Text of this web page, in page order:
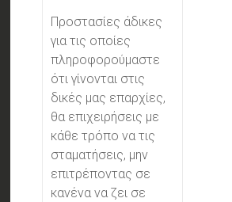
Προστασίες άδικες
για τις οποίες
πληροφορούμαστε
ότι γίνονται στις
δικές μας επαρχίες,
θα επιχειρήσεις με
κάθε τρόπο να τις
σταματήσεις, μην
επιτρέποντας σε
κανένα να ζει σε